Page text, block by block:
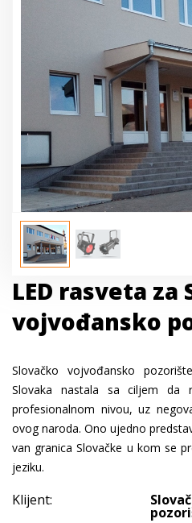
LED rasveta za
vojvođansko
Slovačko vojvođansko
Slovaka nastala sa ciljem da
profesionalnom nivou, uz
ovog naroda. Ono ujedno
van granica Slovačke u kom se
jeziku.
Klijent: